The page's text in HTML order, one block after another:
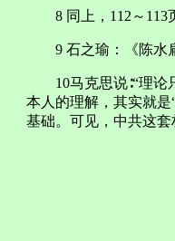
8 同上，112～113
9 石之瑜：《陈水扁
10马克思说∶“理论
本人的理解，其实就
基础。可见，中共这套